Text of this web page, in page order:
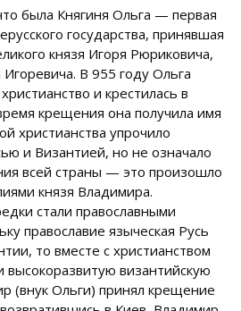
была Княгиня Ольга — первая
государства, принявшая
князя Игоря Рюриковича,
Игоревича. В 955 году Ольга
и крестилась в
крещения она получила имя
христианства упрочило
и Византией, но не означало
всей страны — это произошло
князя Владимира.
стали православными
православие языческая Русь
то вместе с христианством
высокоразвитую византийскую
(внук Ольги) принял крещение